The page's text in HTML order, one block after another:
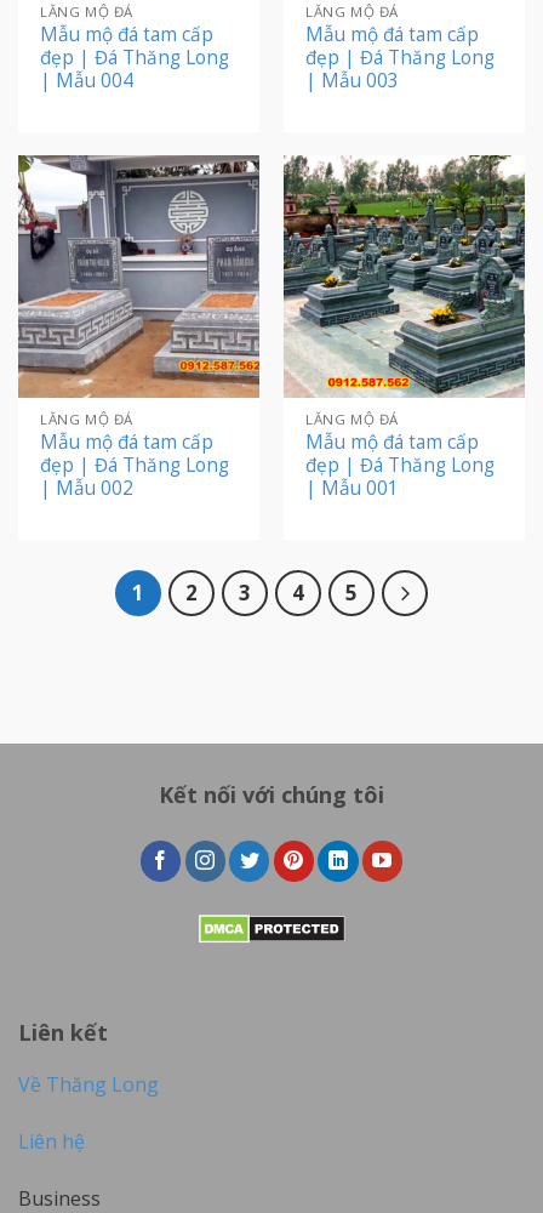
LĂNG MỘ ĐÁ
Mẫu mộ đá tam cấp
đẹp | Đá Thăng Long
| Mẫu 004
LĂNG MỘ ĐÁ
Mẫu mộ đá tam cấp
đẹp | Đá Thăng Long
| Mẫu 003
LĂNG MỘ ĐÁ
Mẫu mộ đá tam cấp
đẹp | Đá Thăng Long
| Mẫu 002
LĂNG MỘ ĐÁ
Mẫu mộ đá tam cấp
đẹp | Đá Thăng Long
| Mẫu 001
1 2 3 4 5
Kết nối với chúng tôi
Liên kết
Về Thăng Long
Liên hệ
Business